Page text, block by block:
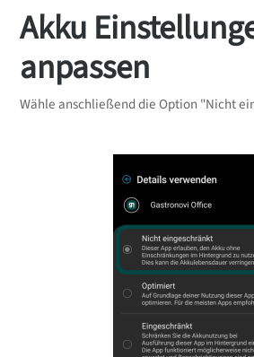
Akku
anpassen
Wähle anschließend die Option "Nicht